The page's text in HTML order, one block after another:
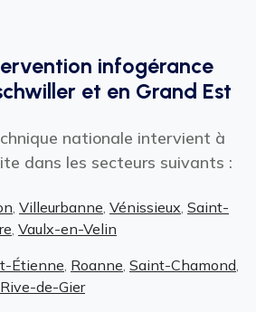
infogérance
et en Grand Est
nationale intervient à
dans les secteurs suivants :
Villeurbanne Vénissieux Saint-
Vaulx-en-Velin
Étienne Roanne Saint-Chamond
Rive-de-Gier